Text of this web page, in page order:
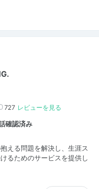
727 レビューを見る
確認済み
える問題を解決し、生涯ス
るためのサービスを提供し